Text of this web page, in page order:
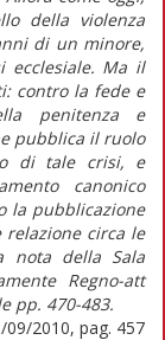
della violenza
di un minore,
ecclesiale. Ma il
contro la fede e
penitenza e
pubblica il ruolo
di tale crisi, e
canonico
la pubblicazione
relazione circa le
nota della Sala
Regno-att
pp. 470-483.
2010, pag. 457